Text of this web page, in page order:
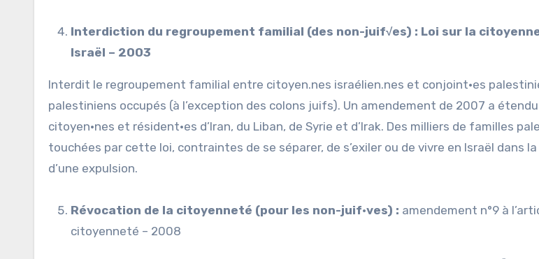
Interdiction du regroupement familial (des non-juif√es) : Loi sur la
Israël – 2003
Interdit le regroupement familial entre citoyen.nes israélien.nes et conjoint·es
palestiniens occupés (à l’exception des colons juifs). Un amendement de 2007 a
citoyen·nes et résident·es d’Iran, du Liban, de Syrie et d’Irak. Des milliers de familles
touchées par cette loi, contraintes de se séparer, de s’exiler ou de vivre en Israël dans
d’une expulsion.
Révocation de la citoyenneté (pour les non-juif·ves) : amendement n°9 à
citoyenneté – 2008